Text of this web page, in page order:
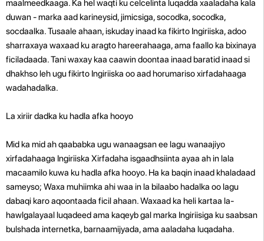
maalmeedkaaga. Ka hel waqti ku celcelinta luqadda xaaladaha kala
duwan - marka aad karineysid, jimicsiga, socodka, socodka,
socdaalka. Tusaale ahaan, iskuday inaad ka fikirto Ingiriiska, adoo
sharraxaya waxaad ku aragto hareerahaaga, ama faallo ka bixinaya
ficiladaada. Tani waxay kaa caawin doontaa inaad baratid inaad si
dhakhso leh ugu fikirto Ingiriiska oo aad horumariso xirfadahaaga
wadahadalka.
La xiriir dadka ku hadla afka hooyo
Mid ka mid ah qaababka ugu wanaagsan ee lagu wanaajiyo
xirfadahaaga Ingiriiska Xirfadaha isgaadhsiinta ayaa ah in lala
macaamilo kuwa ku hadla afka hooyo. Ha ka baqin inaad khaladaad
sameyso; Waxa muhiimka ahi waa in la bilaabo hadalka oo lagu
dabaqi karo aqoontaada ficil ahaan. Waxaad ka heli kartaa la-
hawlgalayaal luqadeed ama kaqeyb gal marka Ingiriisiga ku saabsan
bulshada internetka, barnaamijyada, ama aaladaha luqadaha.